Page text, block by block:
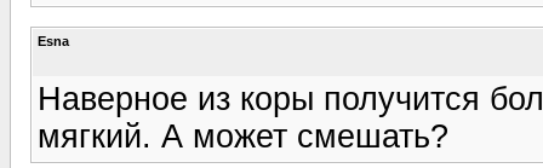
Esna
Наверное из коры получится
мягкий. А может смешать?